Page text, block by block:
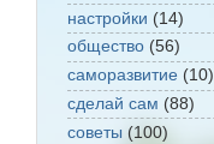
настройки (14)
общество (56)
саморазвитие (10)
сделай сам (88)
советы (100)